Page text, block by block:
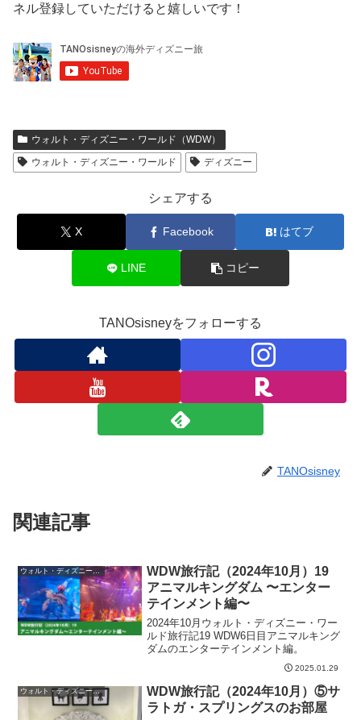
ネル登録していただけると嬉しいです！
ウォルト・ディズニー・ワールド（WDW）
ウォルト・ディズニー・ワールド
ディズニー
シェアする
X Facebook はてブ
LINE コピー
TANOsisneyをフォローする
TANOsisney
関連記事
ウォルト・ディズニー・ワールド（WDW）
WDW旅行記（2024年10月）19
アニマルキングダム 〜エンター
テインメント編〜
2024年10月ウォルト・ディズニー・ワー
ルド旅行記19 WDW6日目アニマルキング
ダムのエンターテインメント編。
2025.01.29
ウォルト・ディズニー・ワールド（WDW）
WDW旅行記（2024年10月）⑤サ
ラトガ・スプリングスのお部屋